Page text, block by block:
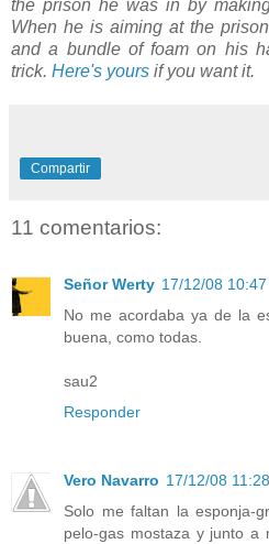
the prison he was in by
When he is aiming at the
and a bundle of foam on his
trick. Here's yours if you want it.
Compartir
11 comentarios:
Señor Werty 17/12/08 10:47
No me acordaba ya de la
buena, como todas.
sau2
Responder
Vero Navarro 17/12/08 11:28
Solo me faltan la esponja-
pelo-gas mostaza y junto a